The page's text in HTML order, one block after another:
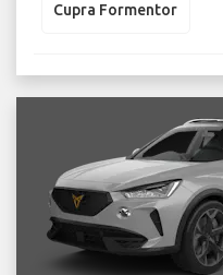
Cupra Formentor